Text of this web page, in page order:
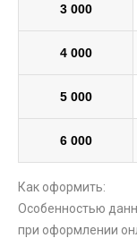
3 000
4 000
5 000
6 000
Как оформить:
Особенностью
при оформлении